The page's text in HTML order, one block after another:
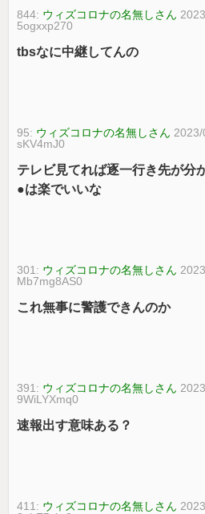
844: ウィズコロナの名無しさん
5ogxxp270
tbsなに中継してんの
95: ウィズコロナの名無しさん
sKV4mJ0
テレビ見てれば逐一行き先が分
●は楽でいいな
301: ウィズコロナの名無しさん
Mb7mg8AS0
これ無事に警護できんのか
391: ウィズコロナの名無しさん
9WiLYXmq0
速報出す意味ある？
411: ウィズコロナの名無しさん